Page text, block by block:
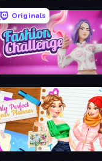
Originals
My Perfect Year Planner